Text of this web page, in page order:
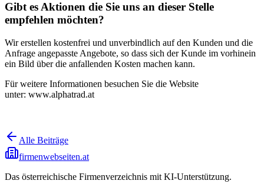
Gibt es Aktionen die Sie uns an dieser Stelle
empfehlen möchten?
Wir erstellen kostenfrei und unverbindlich auf den Kunden und die
Anfrage angepasste Angebote, so dass sich der Kunde im vorhinein
ein Bild über die anfallenden Kosten machen kann.
Für weitere Informationen besuchen Sie die Website
unter: www.alphatrad.at
Alle Beiträge
firmenwebseiten.at
Das österreichische Firmenverzeichnis mit KI-Unterstützung.